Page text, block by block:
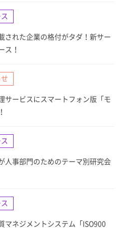
された企業の格付がタダ！新サー
ス！
サービスにスマートフォン版「モ
人事部門のためのテーマ別研究会
マネジメントシステム「ISO900